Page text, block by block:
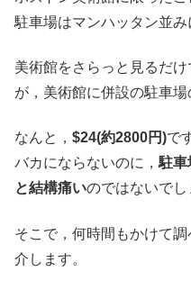
駐車場はマンハッタン並み
美術館をさらっと見るだ
が，美術館に併設の駐車
なんと， $24(約2800円)で
バカにならないのに，駐車
と結構痛いのではないでし
そこで，何時間もかけて
介します。